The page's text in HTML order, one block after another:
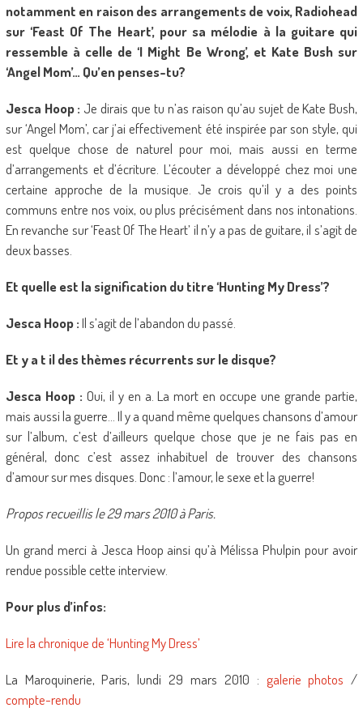
notamment en raison des arrangements de voix, Radiohead
sur ‘Feast Of The Heart’, pour sa mélodie à la guitare qui
ressemble à celle de ‘I Might Be Wrong’, et Kate Bush sur
‘Angel Mom’… Qu’en penses-tu?
Jesca Hoop : Je dirais que tu n’as raison qu’au sujet de Kate Bush,
sur ‘Angel Mom’, car j’ai effectivement été inspirée par son style, qui
est quelque chose de naturel pour moi, mais aussi en terme
d’arrangements et d’écriture. L’écouter a développé chez moi une
certaine approche de la musique. Je crois qu’il y a des points
communs entre nos voix, ou plus précisément dans nos intonations.
En revanche sur ‘Feast Of The Heart’ il n’y a pas de guitare, il s’agit de
deux basses.
Et quelle est la signification du titre ‘Hunting My Dress’?
Jesca Hoop :Il s’agit de l’abandon du passé.
Et y a t il des thèmes récurrents sur le disque?
Jesca Hoop : Oui, il y en a. La mort en occupe une grande partie,
mais aussi la guerre… Il y a quand même quelques chansons d’amour
sur l’album, c’est d’ailleurs quelque chose que je ne fais pas en
général, donc c’est assez inhabituel de trouver des chansons
d’amour sur mes disques. Donc : l’amour, le sexe et la guerre!
Propos recueillis le 29 mars 2010 à Paris.
Un grand merci à Jesca Hoop ainsi qu’à Mélissa Phulpin pour avoir
rendue possible cette interview.
Pour plus d’infos:
Lire la chronique de ‘Hunting My Dress’
La Maroquinerie, Paris, lundi 29 mars 2010 : galerie photos /
compte-rendu